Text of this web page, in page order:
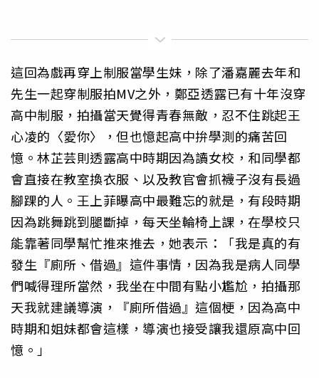
這回為戲再穿上制服當學生妹，除了潘嘉麗去年和
先生一起穿制服拍MV之外，鄭亞透露已有十年沒穿
高中制服，拍攝當天覺得青春無敵，忍不住跳起王
心凌的〈愛你〉，但也憶起高中拚學測的痛苦回
憶。林芷芸則透露高中時期因為讀女校，和同學都
會直接在教室換衣服、以及教官會抓襪子沒有長過
腳踝的人。王上菲曝高中最難忘的就是，有段時期
因為跳舞跳到腿斷掉，每天坐輪椅上課，在學校只
能靠著同學幫忙推來推去，她表示：「我是真的有
發生『廁所、借過』這件事情，因為我是病人同學
們喊得理所當然，我坐在中間有點小尷尬，拍攝那
天我就建議導演，『廁所借過』這個梗，因為高中
時期和姐妹都會這樣，導演也接受讓我還原高中回
憶。」